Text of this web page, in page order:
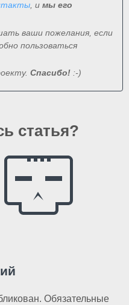
, и мы его
ваши пожелания, если
пользоваться
Спасибо! :-)
статья?
Обязательные